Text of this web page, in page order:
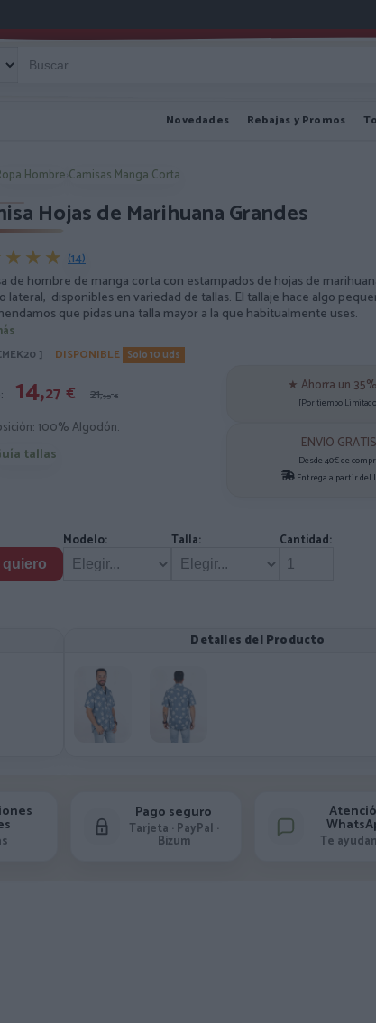
Novedades Rebajas y Promos
Hombre Camisas Manga Corta
Hojas de Marihuana Grandes
(14)
de hombre de manga corta con estampados de hojas de
lateral, disponibles en variedad de tallas. El tallaje hace algo
que pidas una talla mayor a la que habitualmente uses.
] DISPONIBLE Solo 10 uds
★ Ahorra un
[Por tiempo
ENVIO GRATIS
Desde 40€ de
Entrega a partir del
14,27 € 21,95 €
100% Algodón.
tallas
quiero
Modelo: Talla: Cantidad:
Detalles del Producto
Pago seguro
Tarjeta · PayPal ·
Bizum Te